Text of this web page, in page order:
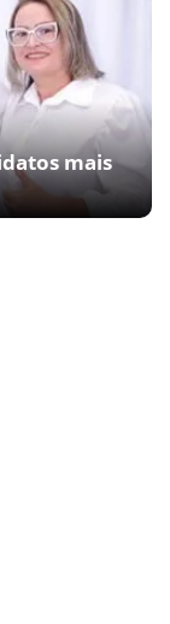
mais